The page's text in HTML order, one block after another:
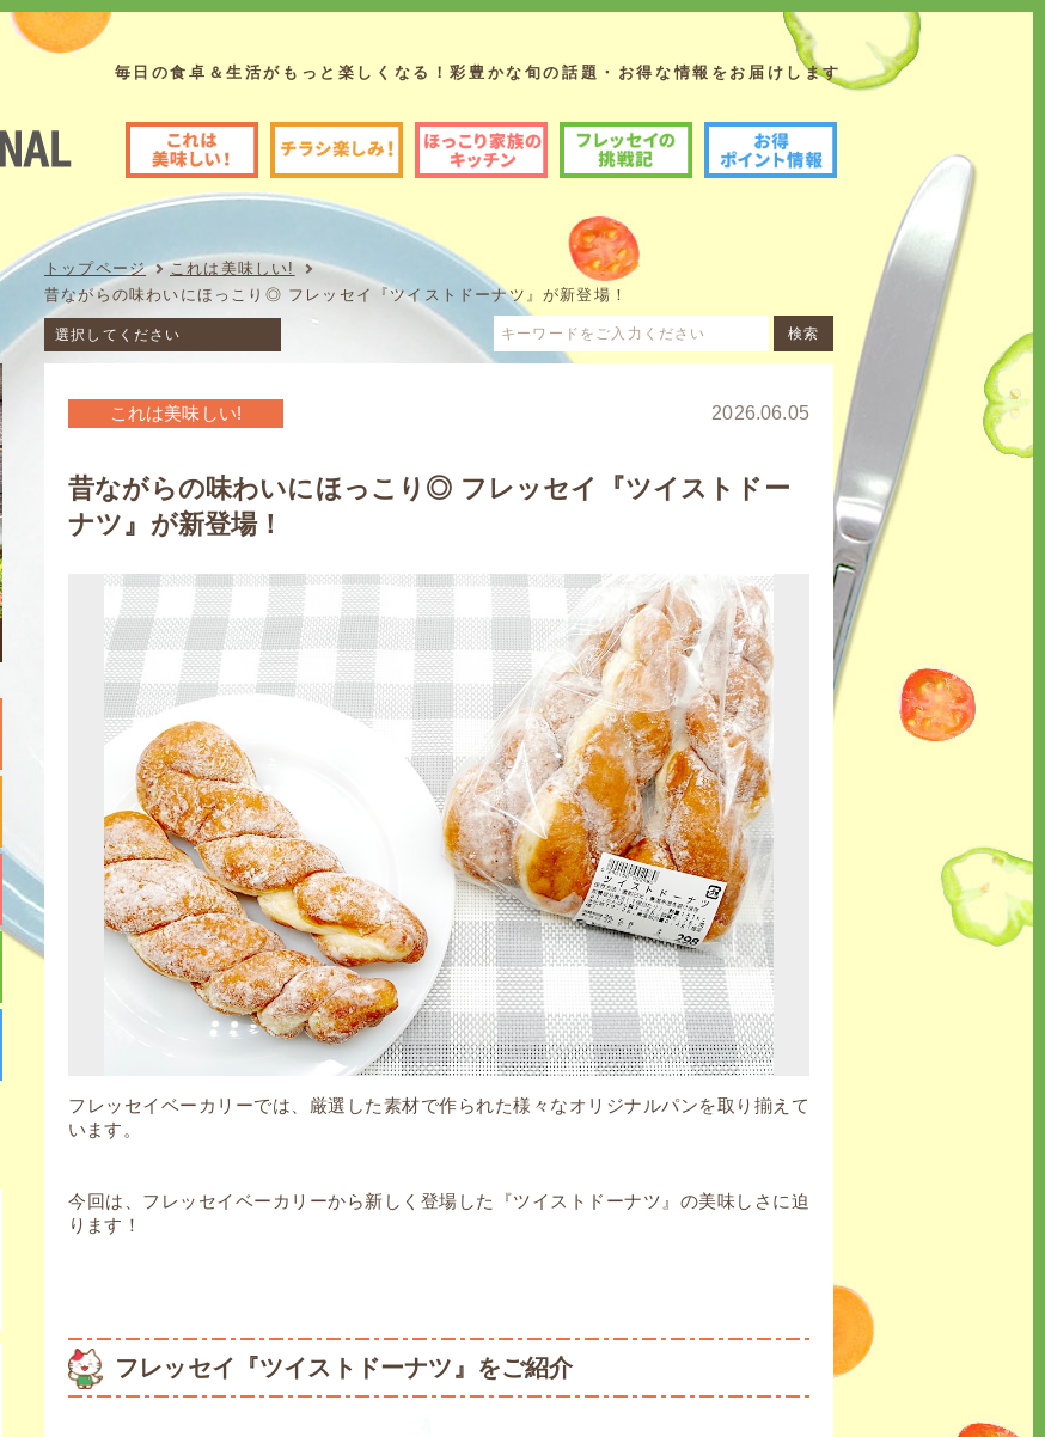
毎日の食卓＆生活がもっと楽しくなる！彩豊かな旬の話題・お得な情報をお届けします
これは美味しい! チラシ楽しみ! ほっこり家族のキッチンフレッセイの挑戦記 お得ポイント情報
トップページ
これは美味しい!
昔ながらの味わいにほっこり◎ フレッセイ『ツイストドーナツ』が新登場！
これは美味しい! 2026.06.05
昔ながらの味わいにほっこり◎ フレッセイ『ツイストドー
ナツ』が新登場！
フレッセイベーカリーでは、厳選した素材で作られた様々なオリジナルパンを取り揃えて
います。
今回は、フレッセイベーカリーから新しく登場した『ツイストドーナツ』の美味しさに迫
ります！
フレッセイ『ツイストドーナツ』をご紹介